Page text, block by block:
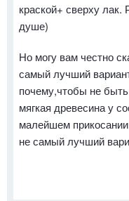
краской+ сверху
душе)
Но могу вам честно
самый лучший
почему,чтобы не
мягкая древесина у
малейшем
не самый лучший